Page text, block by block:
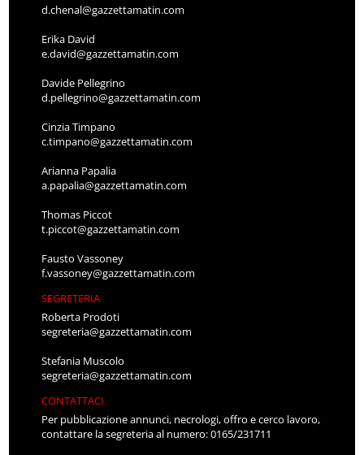
d.chenal@gazzettamatin.com
Erika David
e.david@gazzettamatin.com
Davide Pellegrino
d.pellegrino@gazzettamatin.com
Cinzia Timpano
c.timpano@gazzettamatin.com
Arianna Papalia
a.papalia@gazzettamatin.com
Thomas Piccot
t.piccot@gazzettamatin.com
Fausto Vassoney
f.vassoney@gazzettamatin.com
SEGRETERIA
Roberta Prodoti
segreteria@gazzettamatin.com
Stefania Muscolo
segreteria@gazzettamatin.com
CONTATTACI
Per pubblicazione annunci, necrologi, offro e cerco lavoro,
contattare la segreteria al numero: 0165/231711